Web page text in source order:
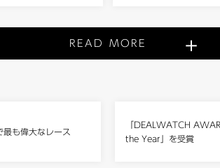
READ MORE
も偉大なレース
「DEALWATCH
the Year」を受賞